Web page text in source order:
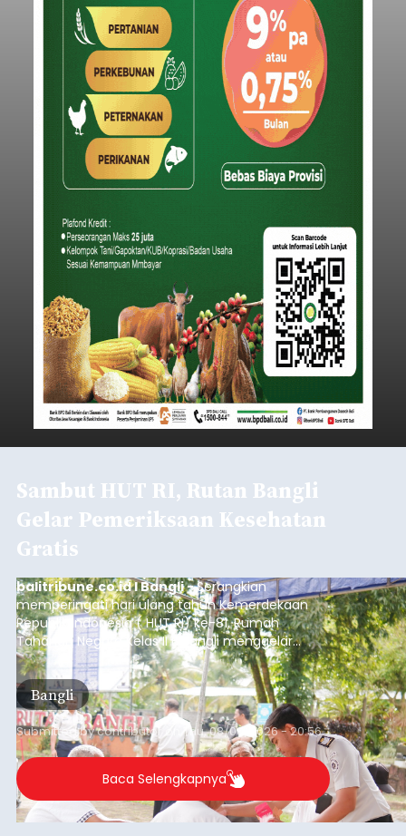
Sambut HUT RI, Rutan Bangli
Gelar Pemeriksaan Kesehatan
Gratis
balitribune.co.id I Bangli -Serangkian
memperingati hari ulang tahun Kemerdekaan
Republik Indonesia ( HUT RI) ke-81, Rumah
Tahanan Negara Kelas II B Bangli menggelar
kegiatan pemeriksaan kesehatan gratis, Rabu
(6/8/2026).
Bangli
Submitted bycontributor Thu, 08/06/2026 - 20:56
Baca Selengkapnya